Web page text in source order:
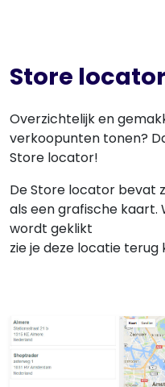
Store locator
Overzichtelijk en
verkoopunten tonen?
Store locator!
De Store locator bevat
als een grafische kaart.
wordt geklikt
zie je deze locatie